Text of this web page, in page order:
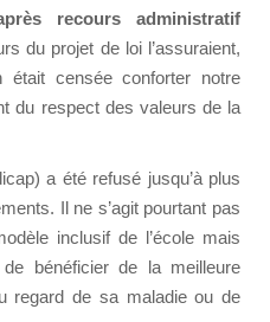
recours administratif
du projet de loi l’assuraient,
était censée conforter notre
du respect des valeurs de la
a été refusé jusqu’à plus
Il ne s’agit pourtant pas
inclusif de l’école mais
bénéficier de la meilleure
regard de sa maladie ou de